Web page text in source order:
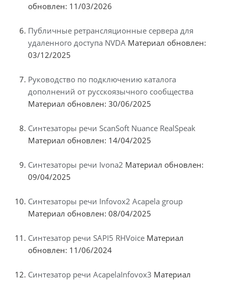
обновлен: 11/03/2026
Публичные ретрансляционные сервера для
удаленного доступа NVDA Материал обновлен:
03/12/2025
Руководство по подключению каталога
дополнений от русскоязычного сообщества
Материал обновлен: 30/06/2025
Синтезаторы речи ScanSoft Nuance RealSpeak
Материал обновлен: 14/04/2025
Синтезаторы речи Ivona2 Материал обновлен:
09/04/2025
Синтезаторы речи Infovox2 Acapela group
Материал обновлен: 08/04/2025
Синтезатор речи SAPI5 RHVoice Материал
обновлен: 11/06/2024
Синтезатор речи AcapelaInfovox3 Материал